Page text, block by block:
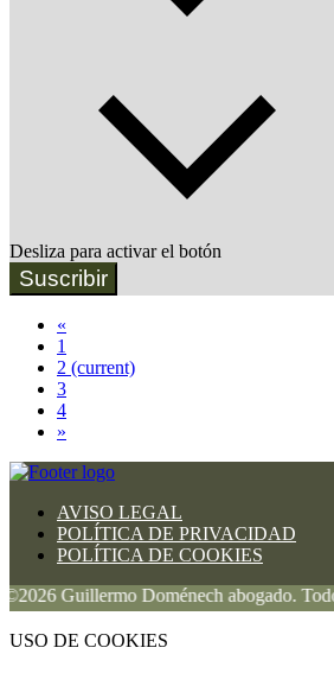
Desliza para activar el botón
Suscribir
«
1
2 (current)
3
4
»
AVISO LEGAL
POLÍTICA DE PRIVACIDAD
POLÍTICA DE COOKIES
Guillermo Doménech abogado. Todos
USO DE COOKIES